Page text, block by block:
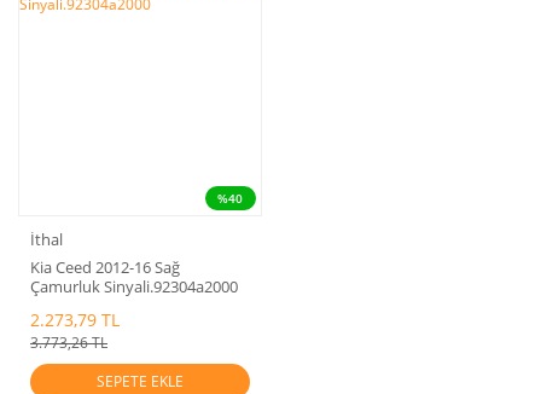
%40
İthal
Kia Ceed 2012-16 Sağ
Çamurluk Sinyali.92304a2000
2.273,79 TL
3.773,26 TL
SEPETE EKLE